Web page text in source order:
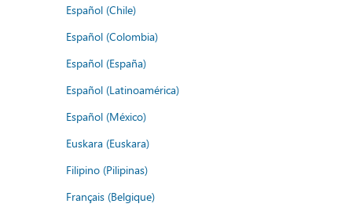
Español (Chile)
Español (Colombia)
Español (España)
Español (Latinoamérica)
Español (México)
Euskara (Euskara)
Filipino (Pilipinas)
Français (Belgique)